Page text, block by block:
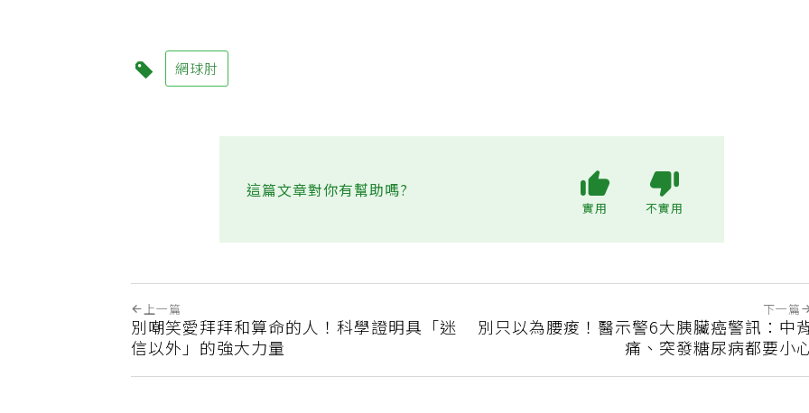
網球肘
這篇文章對你有幫助嗎?
上一篇
別嘲笑愛拜拜和算命的人！科學證明具「迷
信以外」的強大力量
下一篇
別只以為腰痠！醫示警6大胰臟癌警訊：中
痛、突發糖尿病都要小